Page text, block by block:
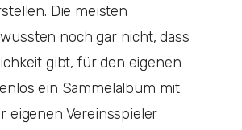
Die meisten
noch gar nicht, dass
gibt, für den eigenen
ein Sammelalbum mit
eigenen Vereinsspieler